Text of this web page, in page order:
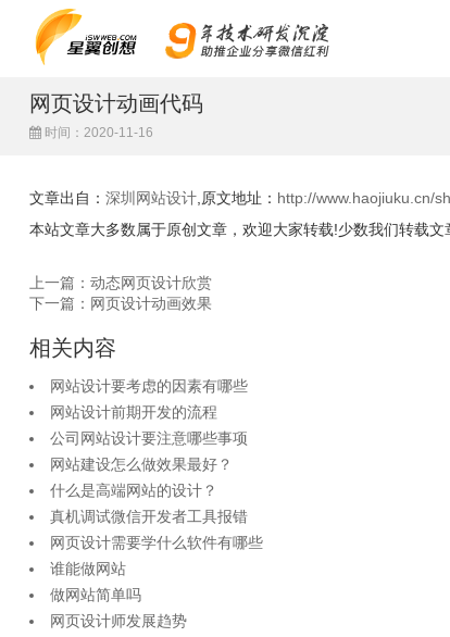
网页设计动画代码
时间：2020-11-16
文章出自： 深圳网站设计 ,原文地址： http://www.haojiuku.cn/
本站文章大多数属于原创文章，欢迎大家转载!少数我们转载
上一篇：动态网页设计欣赏
下一篇：网页设计动画效果
相关内容
网站设计要考虑的因素有哪些
网站设计前期开发的流程
公司网站设计要注意哪些事项
网站建设怎么做效果最好？
什么是高端网站的设计？
真机调试微信开发者工具报错
网页设计需要学什么软件有哪些
谁能做网站
做网站简单吗
网页设计师发展趋势